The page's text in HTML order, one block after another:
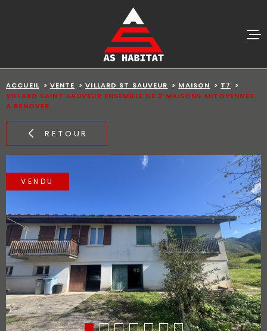
VENTES
ALERTE
AGENCE
CONTACT
ACCUEIL VENTE VILLARD ST SAUVEUR MAISON
T7
VILLARD SAINT SAUVEUR ENSEMBLE DE 2 MAISONS MITOYENNES
A RENOVER
RETOUR
VENDU